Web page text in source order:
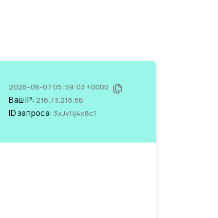
2026-08-07 05:59:03 +0000
Ваш IP:216.73.216.68
ID запроса: 3xJv1lj4x8c1